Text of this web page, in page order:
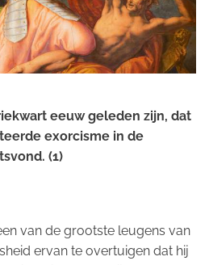
eeuw geleden zijn, dat
exorcisme in de
(1)
van de grootste leugens van
ervan te overtuigen dat hij